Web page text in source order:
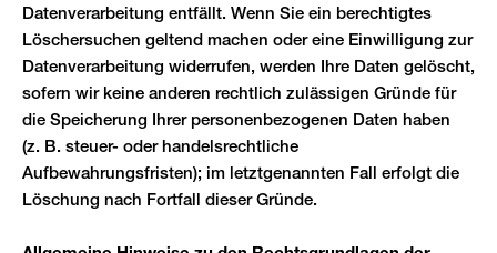
Datenverarbeitung entfällt. Wenn Sie ein berechtigtes
Löschersuchen geltend machen oder eine Einwilligung zur
Datenverarbeitung widerrufen, werden Ihre Daten gelöscht,
sofern wir keine anderen rechtlich zulässigen Gründe für
die Speicherung Ihrer personenbezogenen Daten haben
(z. B. steuer- oder handelsrechtliche
Aufbewahrungsfristen); im letztgenannten Fall erfolgt die
Löschung nach Fortfall dieser Gründe.